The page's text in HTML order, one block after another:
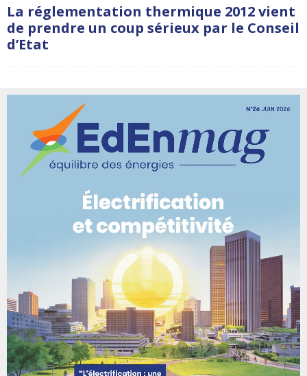
La réglementation thermique 2012 vient
de prendre un coup sérieux par le Conseil
d’Etat